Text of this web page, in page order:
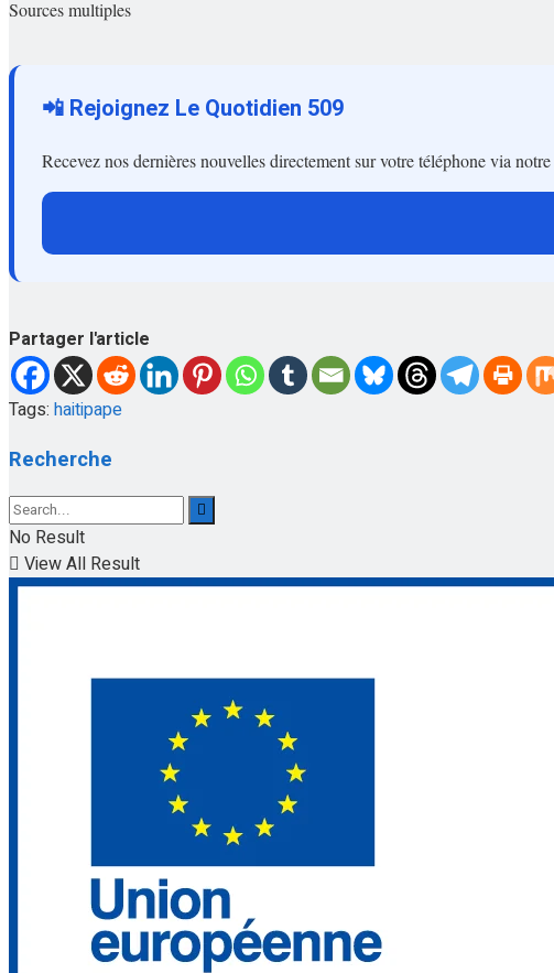
Sources multiples
📲 Rejoignez Le Quotidien 509
Recevez nos dernières nouvelles directement sur votre téléphone via notre
Partager l'article
Tags: haitipape
Recherche
No Result
View All Result